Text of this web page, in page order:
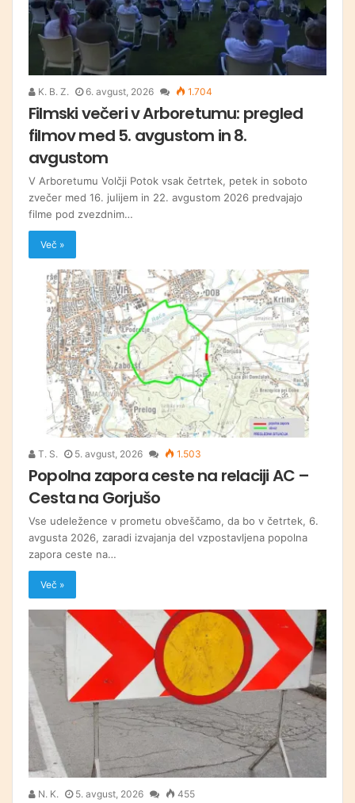
K. B. Z. 6. avgust, 2026 1.704
Filmski večeri v Arboretumu: pregled
filmov med 5. avgustom in 8.
avgustom
V Arboretumu Volčji Potok vsak četrtek, petek in soboto
zvečer med 16. julijem in 22. avgustom 2026 predvajajo
filme pod zvezdnim…
Več »
T. S. 5. avgust, 2026 1.503
Popolna zapora ceste na relaciji AC –
Cesta na Gorjušo
Vse udeležence v prometu obveščamo, da bo v četrtek, 6.
avgusta 2026, zaradi izvajanja del vzpostavljena popolna
zapora ceste na…
Več »
N. K. 5. avgust, 2026 455